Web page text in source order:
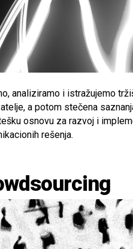
analiziramo i istražujemo
a potom stečena
osnovu za razvoj i
rešenja.